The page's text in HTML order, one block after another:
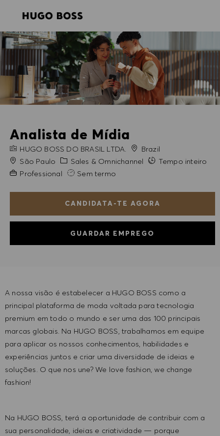
--
Analista de Mídia
NOME DA EMPRESA
HUGO BOSS DO BRASIL LTDA.
Brazil
Cidade
São Paulo Categoria
Sales & Omnichannel
Tempo inteiro
Experiência exigida
Professional Sem termo
CANDIDATA-TE AGORA
GUARDAR EMPREGO
A nossa visão é estabelecer a HUGO BOSS como a
principal plataforma de moda voltada para tecnologia
premium em todo o mundo e ser uma das 100 principais
marcas globais. Na HUGO BOSS, trabalhamos em equipe
para aplicar os nossos conhecimentos, habilidades e
experiências juntos e criar uma diversidade de ideias e
soluções. O que nos une? We love fashion, we change
fashion!
Na HUGO BOSS, terá a oportunidade de contribuir com a
sua personalidade, ideias e criatividade — porque